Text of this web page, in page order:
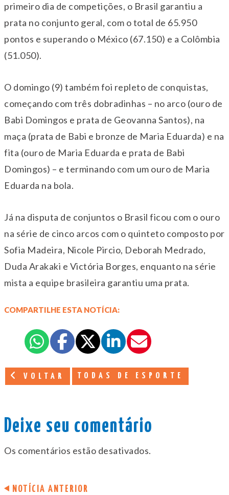
primeiro dia de competições, o Brasil garantiu a
prata no conjunto geral, com o total de 65.950
pontos e superando o México (67.150) e a Colômbia
(51.050).
O domingo (9) também foi repleto de conquistas,
começando com três dobradinhas – no arco (ouro de
Babi Domingos e prata de Geovanna Santos), na
maça (prata de Babi e bronze de Maria Eduarda) e na
fita (ouro de Maria Eduarda e prata de Babi
Domingos) – e terminando com um ouro de Maria
Eduarda na bola.
Já na disputa de conjuntos o Brasil ficou com o ouro
na série de cinco arcos com o quinteto composto por
Sofia Madeira, Nicole Pircio, Deborah Medrado,
Duda Arakaki e Victória Borges, enquanto na série
mista a equipe brasileira garantiu uma prata.
COMPARTILHE ESTA NOTÍCIA:
VOLTAR TODAS DE ESPORTE
Deixe seu comentário
Os comentários estão desativados.
NOTÍCIA ANTERIOR